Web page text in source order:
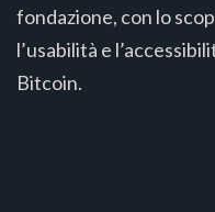
fondazione, con lo
l’usabilità e
Bitcoin.